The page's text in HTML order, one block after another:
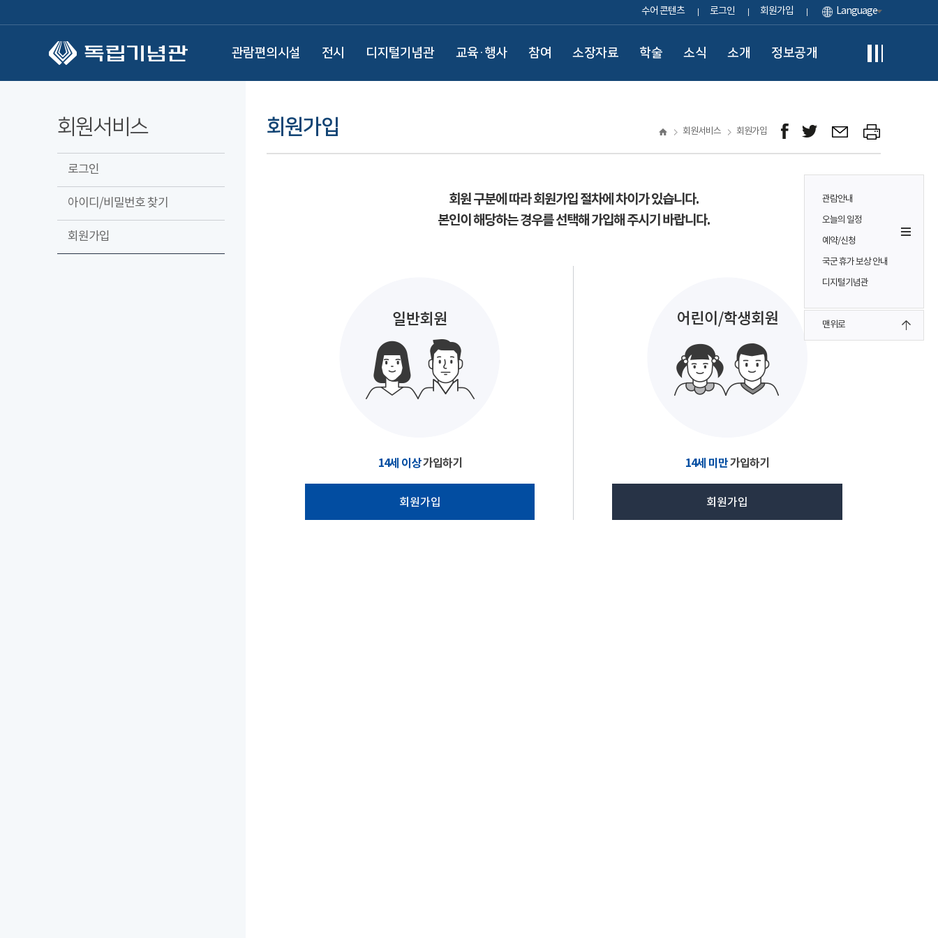
수어 콘텐츠 로그인 회원가입 Language
관람편의시설 전시 디지털기념관 교육·행사 참여 소장자료 학술 소식 소개 정보공개
회원서비스
로그인
아이디/비밀번호 찾기
회원가입
회원가입 회원서비스 회원가입
회원 구분에 따라 회원가입 절차에 차이가 있습니다.
본인이 해당하는 경우를 선택해 가입해 주시기 바랍니다.
14세 이상가입하기
회원가입
14세 미만가입하기
회원가입
관람안내
오늘의 일정
예약/신청
국군 휴가 보상 안내
디지털기념관
맨위로